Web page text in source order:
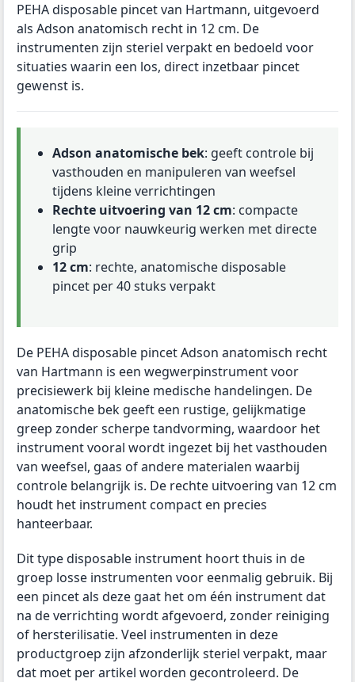
PEHA disposable pincet van Hartmann, uitgevoerd
als Adson anatomisch recht in 12 cm. De
instrumenten zijn steriel verpakt en bedoeld voor
situaties waarin een los, direct inzetbaar pincet
gewenst is.
Adson anatomische bek: geeft controle bij
vasthouden en manipuleren van weefsel
tijdens kleine verrichtingen
Rechte uitvoering van 12 cm: compacte
lengte voor nauwkeurig werken met directe
grip
12 cm: rechte, anatomische disposable
pincet per 40 stuks verpakt
De PEHA disposable pincet Adson anatomisch recht
van Hartmann is een wegwerpinstrument voor
precisiewerk bij kleine medische handelingen. De
anatomische bek geeft een rustige, gelijkmatige
greep zonder scherpe tandvorming, waardoor het
instrument vooral wordt ingezet bij het vasthouden
van weefsel, gaas of andere materialen waarbij
controle belangrijk is. De rechte uitvoering van 12 cm
houdt het instrument compact en precies
hanteerbaar.
Dit type disposable instrument hoort thuis in de
groep losse instrumenten voor eenmalig gebruik. Bij
een pincet als deze gaat het om één instrument dat
na de verrichting wordt afgevoerd, zonder reiniging
of hersterilisatie. Veel instrumenten in deze
productgroep zijn afzonderlijk steriel verpakt, maar
dat moet per artikel worden gecontroleerd. De